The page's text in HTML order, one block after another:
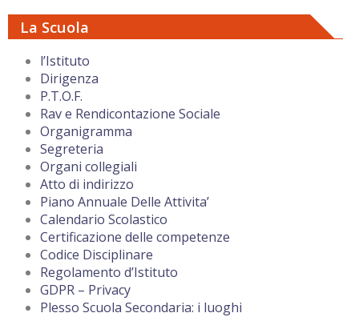
La Scuola
l’Istituto
Dirigenza
P.T.O.F.
Rav e Rendicontazione Sociale
Organigramma
Segreteria
Organi collegiali
Atto di indirizzo
Piano Annuale Delle Attivita’
Calendario Scolastico
Certificazione delle competenze
Codice Disciplinare
Regolamento d’Istituto
GDPR – Privacy
Plesso Scuola Secondaria: i luoghi